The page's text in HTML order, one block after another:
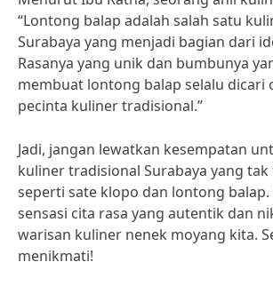
“Lontong balap adalah salah satu
Surabaya yang menjadi bagian dari
Rasanya yang unik dan bumbunya
membuat lontong balap selalu dicari
pecinta kuliner tradisional.”
Jadi, jangan lewatkan kesempatan
kuliner tradisional Surabaya yang
seperti sate klopo dan lontong balap.
sensasi cita rasa yang autentik dan
warisan kuliner nenek moyang kita.
menikmati!